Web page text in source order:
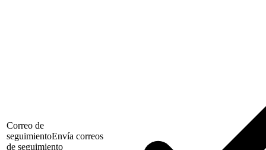
Correo de
seguimientoEnvía correos
de seguimiento